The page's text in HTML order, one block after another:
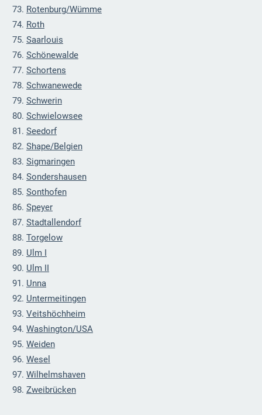
Rotenburg/Wümme
Roth
Saarlouis
Schönewalde
Schortens
Schwanewede
Schwerin
Schwielowsee
Seedorf
Shape/Belgien
Sigmaringen
Sondershausen
Sonthofen
Speyer
Stadtallendorf
Torgelow
Ulm I
Ulm II
Unna
Untermeitingen
Veitshöchheim
Washington/USA
Weiden
Wesel
Wilhelmshaven
Zweibrücken